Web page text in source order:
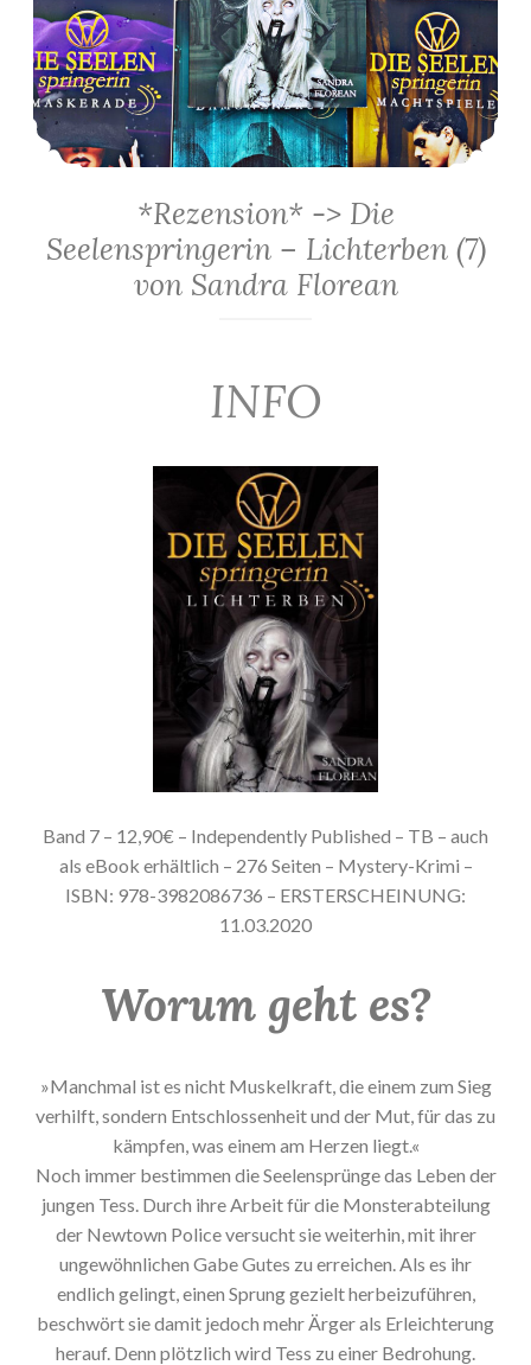
*Rezension* -> Die
Seelenspringerin – Lichterben (7)
von Sandra Florean
INFO
Band 7 – 12,90€ – Independently Published – TB – auch
als eBook erhältlich – 276 Seiten – Mystery-Krimi –
ISBN: 978-3982086736 – ERSTERSCHEINUNG:
11.03.2020
Worum geht es?
»Manchmal ist es nicht Muskelkraft, die einem zum Sieg
verhilft, sondern Entschlossenheit und der Mut, für das zu
kämpfen, was einem am Herzen liegt.«
Noch immer bestimmen die Seelensprünge das Leben der
jungen Tess. Durch ihre Arbeit für die Monsterabteilung
der Newtown Police versucht sie weiterhin, mit ihrer
ungewöhnlichen Gabe Gutes zu erreichen. Als es ihr
endlich gelingt, einen Sprung gezielt herbeizuführen,
beschwört sie damit jedoch mehr Ärger als Erleichterung
herauf. Denn plötzlich wird Tess zu einer Bedrohung.